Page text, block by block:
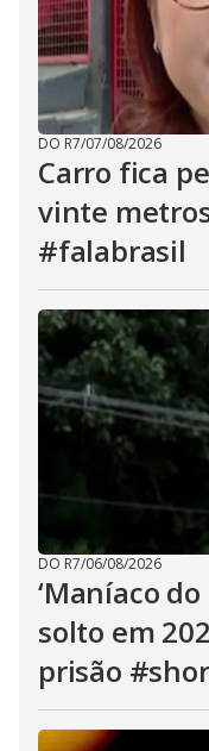
DO R7/07/08/2026
Carro fica
vinte
#falabrasil
DO R7/06/08/2026
‘Maníaco
solto em
prisão